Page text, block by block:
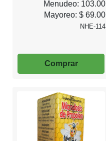
Menudeo: 103.00
Mayoreo: $ 69.00
NHE-114
Comprar